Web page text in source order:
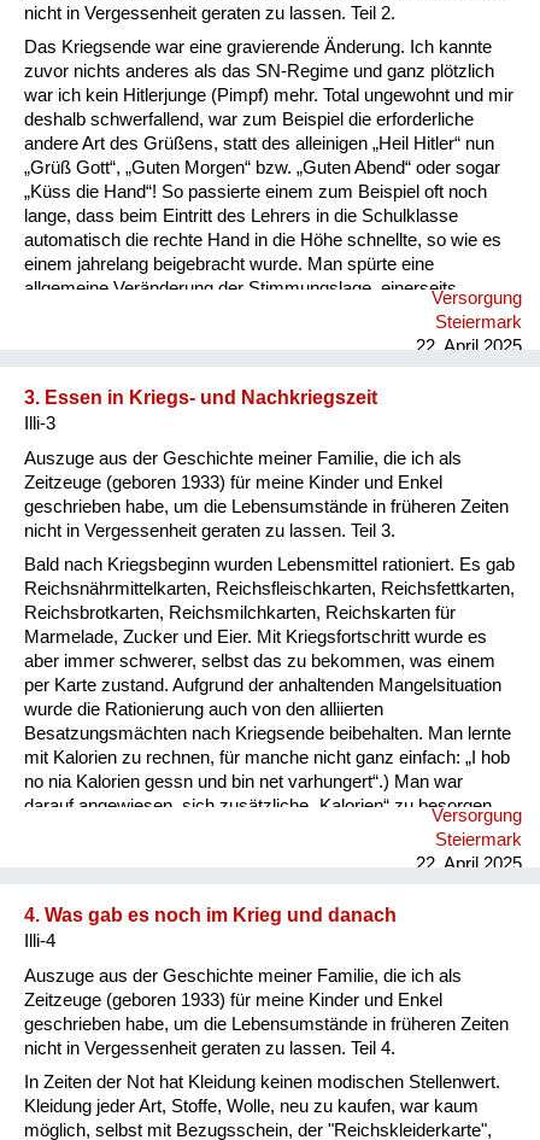
Frauen, Mütter, Kinder
Versorgung
Heimkehrer
Fluchtgeschichten
Familiengeschichten
Schule und Ausbildung
Wohnen
nicht in Vergessenheit geraten zu lassen. Teil 2.
Das Kriegsende war eine gravierende Änderung. Ich kannte
zuvor nichts anderes als das SN-Regime und ganz plötzlich
war ich kein Hitlerjunge (Pimpf) mehr. Total ungewohnt und mir
deshalb schwerfallend, war zum Beispiel die erforderliche
andere Art des Grüßens, statt des alleinigen „Heil Hitler“ nun
„Grüß Gott“, „Guten Morgen“ bzw. „Guten Abend“ oder sogar
„Küss die Hand“! So passierte einem zum Beispiel oft noch
lange, dass beim Eintritt des Lehrers in die Schulklasse
automatisch die rechte Hand in die Höhe schnellte, so wie es
einem jahrelang beigebracht wurde. Man spürte eine
allgemeine Veränderung der Stimmungslage, einerseits
Freude, dass der Krieg zu Ende ist, andererseits aber
Besorgnis, wie die Zukunft unter den Besatzungsmächten sein
sich nicht, im Gegenteil, der Mangel an allem war noch
gravierender. In meiner Erinnerung waren die nächsten zwei
Jahre die härtesten, die ich erlebt habe. Wir Kinder mussten ...
Versorgung
Steiermark
22. April 2025
3. Essen in Kriegs- und Nachkriegszeit
Illi-3
Auszuge aus der Geschichte meiner Familie, die ich als
Zeitzeuge (geboren 1933) für meine Kinder und Enkel
geschrieben habe, um die Lebensumstände in früheren Zeiten
nicht in Vergessenheit geraten zu lassen. Teil 3.
Bald nach Kriegsbeginn wurden Lebensmittel rationiert. Es gab
Reichsnährmittelkarten, Reichsfleischkarten, Reichsfettkarten,
Reichsbrotkarten, Reichsmilchkarten, Reichskarten für
Marmelade, Zucker und Eier. Mit Kriegsfortschritt wurde es
aber immer schwerer, selbst das zu bekommen, was einem
per Karte zustand. Aufgrund der anhaltenden Mangelsituation
wurde die Rationierung auch von den alliierten
Besatzungsmächten nach Kriegsende beibehalten. Man lernte
mit Kalorien zu rechnen, für manche nicht ganz einfach: „I hob
no nia Kalorien gessn und bin net varhungert“.) Man war
darauf angewiesen, sich zusätzliche „Kalorien“ zu besorgen,
sei es im eigenen Garten, durch „Hamstern“ bei Bauern,
Abstauben auf Feldern oder durch Schwarzhandel, wobei die
Schwerpunkt unserer Ernährung waren Kartoffeln und Mais.
Brot nur aus „schwarzem (Roggen-)Mehl“. Weißbrot lernte ich
das erste Mal Ende 1945 kennen, durch die englische ...
Versorgung
Steiermark
22. April 2025
4. Was gab es noch im Krieg und danach
Illi-4
Auszuge aus der Geschichte meiner Familie, die ich als
Zeitzeuge (geboren 1933) für meine Kinder und Enkel
geschrieben habe, um die Lebensumstände in früheren Zeiten
nicht in Vergessenheit geraten zu lassen. Teil 4.
In Zeiten der Not hat Kleidung keinen modischen Stellenwert.
Kleidung jeder Art, Stoffe, Wolle, neu zu kaufen, war kaum
möglich, selbst mit Bezugsschein, der "Reichskleiderkarte",